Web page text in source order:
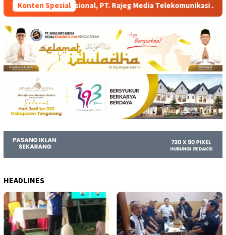
Konten Spesial
Media Telekomunikasi Jadi Sorotan Pelanggan
HEADLINES